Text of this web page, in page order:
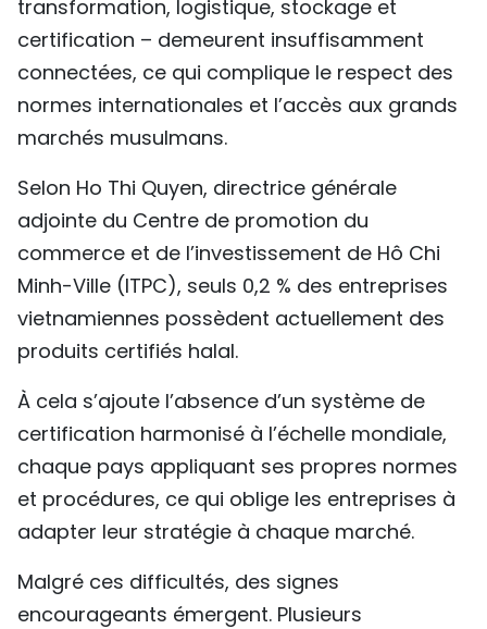
transformation, logistique, stockage et
certification – demeurent insuffisamment
connectées, ce qui complique le respect des
normes internationales et l’accès aux grands
marchés musulmans.
Selon Ho Thi Quyen, directrice générale
adjointe du Centre de promotion du
commerce et de l’investissement de Hô Chi
Minh-Ville (ITPC), seuls 0,2 % des entreprises
vietnamiennes possèdent actuellement des
produits certifiés halal.
À cela s’ajoute l’absence d’un système de
certification harmonisé à l’échelle mondiale,
chaque pays appliquant ses propres normes
et procédures, ce qui oblige les entreprises à
adapter leur stratégie à chaque marché.
Malgré ces difficultés, des signes
encourageants émergent. Plusieurs